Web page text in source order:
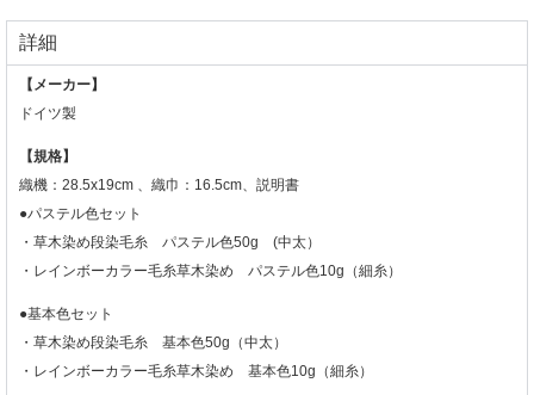
詳細
【メーカー】
ドイツ製
【規格】
織機：28.5x19cm 、織巾：16.5cm、説明書
●パステル色セット
・草木染め段染毛糸 パステル色50g (中太）
・レインボーカラー毛糸草木染め パステル色10g（細糸）
●基本色セット
・草木染め段染毛糸 基本色50g（中太）
・レインボーカラー毛糸草木染め 基本色10g（細糸）